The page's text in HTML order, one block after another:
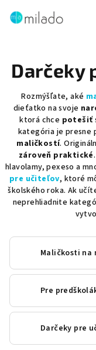
Darčeky
Rozmýšľate, aké
dieťatko na svoje
ktorá chce potešiť
kategória je presne
maličkostí.
zároveň praktické
hlavolamy, pexeso a
pre učiteľov, ktoré
školského roka. Ak
neprehliadnite
Maličkosti na
Pre
Darčeky pre